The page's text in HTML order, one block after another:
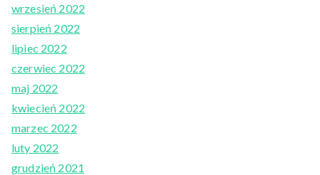
wrzesień 2022
sierpień 2022
lipiec 2022
czerwiec 2022
maj 2022
kwiecień 2022
marzec 2022
luty 2022
grudzień 2021